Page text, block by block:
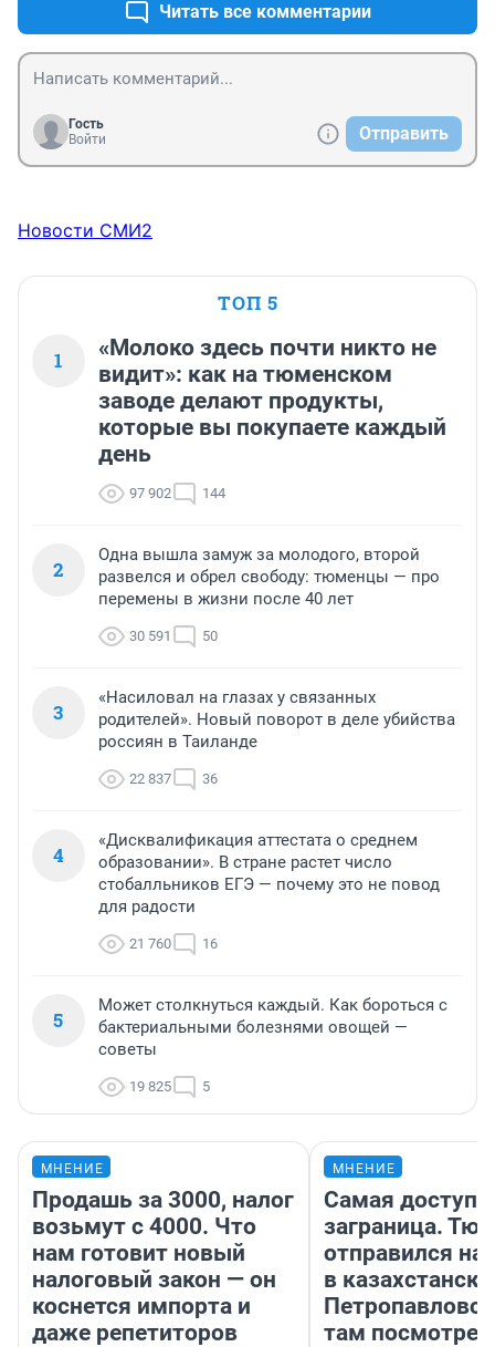
Читать все комментарии
Гость
Войти
Отправить
Новости СМИ2
ТОП 5
1
«Молоко здесь почти никто не
видит»: как на тюменском
заводе делают продукты,
которые вы покупаете каждый
день
97 902 144
2
Одна вышла замуж за молодого, второй
развелся и обрел свободу: тюменцы — про
перемены в жизни после 40 лет
30 591 50
3
«Насиловал на глазах у связанных
родителей». Новый поворот в деле убийства
россиян в Таиланде
22 837 36
4
«Дисквалификация аттестата о среднем
образовании». В стране растет число
стобалльников ЕГЭ — почему это не повод
для радости
21 760 16
5
Может столкнуться каждый. Как бороться с
бактериальными болезнями овощей —
советы
19 825 5
МНЕНИЕ
Продашь за 3000, налог
возьмут с 4000. Что
нам готовит новый
налоговый закон — он
коснется импорта и
даже репетиторов
МНЕНИЕ
Самая
заграница.
отправился
в
там